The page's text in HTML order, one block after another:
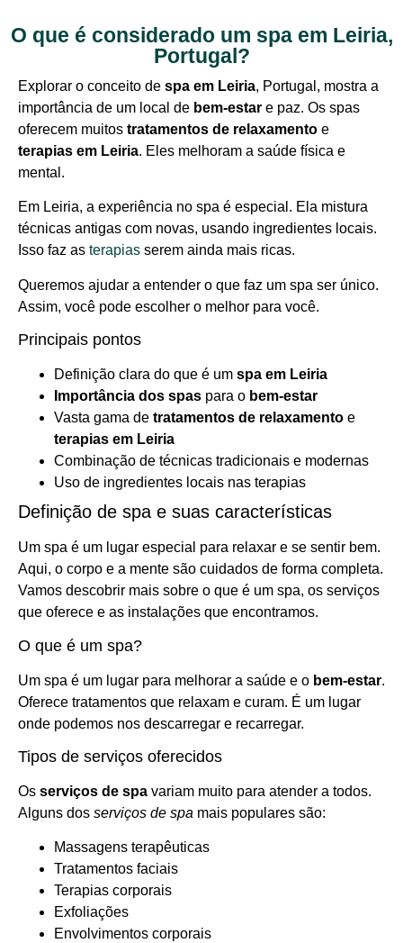
O que é considerado um spa em Leiria,
Portugal?
Explorar o conceito de spa em Leiria, Portugal, mostra a
importância de um local de bem-estar e paz. Os spas
oferecem muitos tratamentos de relaxamento e
terapias em Leiria. Eles melhoram a saúde física e
mental.
Em Leiria, a experiência no spa é especial. Ela mistura
técnicas antigas com novas, usando ingredientes locais.
Isso faz as terapias serem ainda mais ricas.
Queremos ajudar a entender o que faz um spa ser único.
Assim, você pode escolher o melhor para você.
Principais pontos
Definição clara do que é um spa em Leiria
Importância dos spas para o bem-estar
Vasta gama de tratamentos de relaxamento e
terapias em Leiria
Combinação de técnicas tradicionais e modernas
Uso de ingredientes locais nas terapias
Definição de spa e suas características
Um spa é um lugar especial para relaxar e se sentir bem.
Aqui, o corpo e a mente são cuidados de forma completa.
Vamos descobrir mais sobre o que é um spa, os serviços
que oferece e as instalações que encontramos.
O que é um spa?
Um spa é um lugar para melhorar a saúde e o bem-estar.
Oferece tratamentos que relaxam e curam. É um lugar
onde podemos nos descarregar e recarregar.
Tipos de serviços oferecidos
Os serviços de spa variam muito para atender a todos.
Alguns dos serviços de spa mais populares são:
Massagens terapêuticas
Tratamentos faciais
Terapias corporais
Exfoliações
Envolvimentos corporais